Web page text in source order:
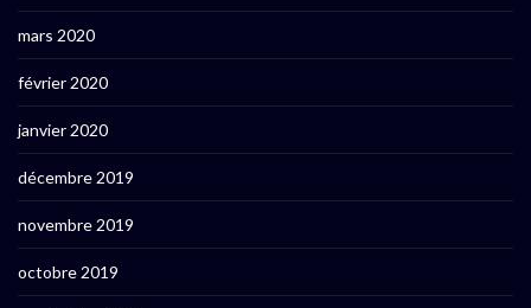
mars 2020
février 2020
janvier 2020
décembre 2019
novembre 2019
octobre 2019